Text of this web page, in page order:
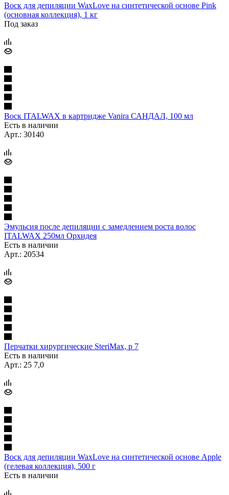
Воск для депиляции WaxLove на синтетической основе Pink
(основная коллекция), 1 кг
Под заказ
Воск ITALWAX в картридже Vanira САНДАЛ, 100 мл
Есть в наличии
Арт.: 30140
Эмульсия после депиляции с замедлением роста волос
ITALWAX 250мл Орхидея
Есть в наличии
Арт.: 20534
Перчатки хирургические SteriMax, р 7
Есть в наличии
Арт.: 25 7,0
Воск для депиляции WaxLove на синтетической основе Apple
(гелевая коллекция), 500 г
Есть в наличии